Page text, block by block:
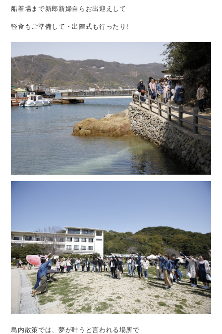
船着場まで新郎新婦自らお出迎えして
軽食もご準備して・出陣式も行ったり⇩
島内散策では、夢が叶うと言われる場所で